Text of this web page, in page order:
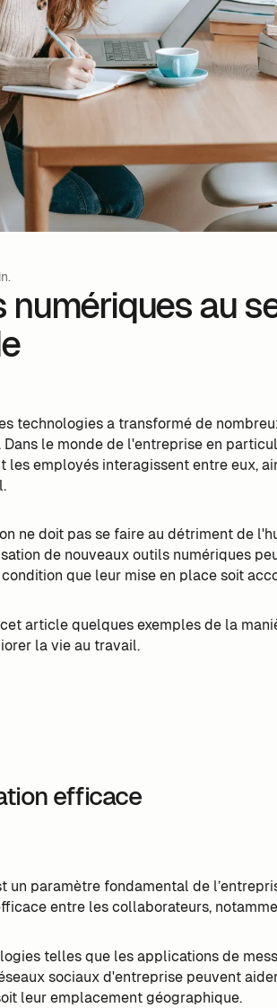
numériques au
technologies a transformé de
le monde de l'entreprise en
les employés interagissent entre eux,
ne doit pas se faire au détriment de
de nouveaux outils numériques
que leur mise en place soit
article quelques exemples de la
la vie au travail.
efficace
un paramètre fondamental de
entre les collaborateurs,
telles que les applications de
sociaux d'entreprise peuvent
leur emplacement géographique.